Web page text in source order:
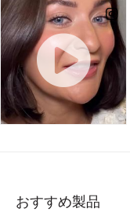
おすすめ製品